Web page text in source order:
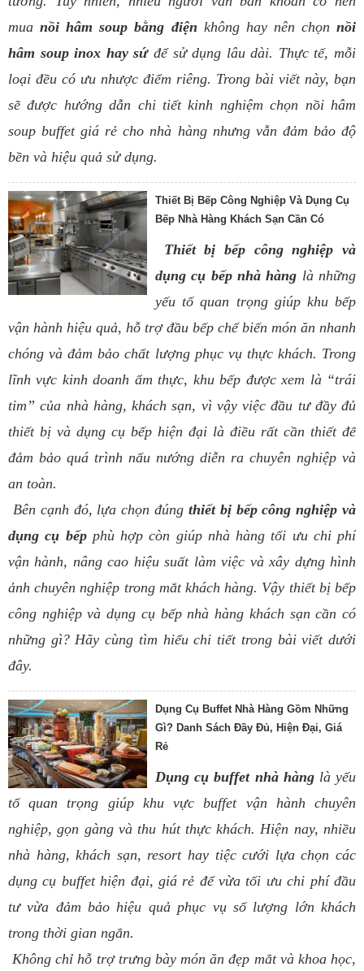
muanồi hâm soup bằng điện không hay nên chọnnồi
hâm soup inox hay sứđể sử dụng lâu dài. Thực tế, mỗi
loại đều có ưu nhược điểm riêng. Trong bài viết này, bạn
sẽ được hướng dẫn chi tiết kinh nghiệm chọn nồi hâm
soup buffet giá rẻ cho nhà hàng nhưng vẫn đảm bảo độ
bền và hiệu quả sử dụng.
Thiết Bị Bếp Công Nghiệp Và Dụng Cụ
Bếp Nhà Hàng Khách Sạn Cần Có
Thiết bị bếp công nghiệp và
dụng cụ bếp nhà hàng là những
yếu tố quan trọng giúp khu bếp
vận hành hiệu quả, hỗ trợ đầu bếp chế biến món ăn nhanh
chóng và đảm bảo chất lượng phục vụ thực khách. Trong
lĩnh vực kinh doanh ẩm thực, khu bếp được xem là “trái
tim” của nhà hàng, khách sạn, vì vậy việc đầu tư đầy đủ
thiết bị và dụng cụ bếp hiện đại là điều rất cần thiết để
đảm bảo quá trình nấu nướng diễn ra chuyên nghiệp và
an toàn.
Bên cạnh đó, lựa chọn đúng thiết bị bếp công nghiệp và
dụng cụ bếpphù hợp còn giúp nhà hàng tối ưu chi phí
vận hành, nâng cao hiệu suất làm việc và xây dựng hình
ảnh chuyên nghiệp trong mắt khách hàng. Vậy thiết bị bếp
công nghiệp và dụng cụ bếp nhà hàng khách sạn cần có
những gì? Hãy cùng tìm hiểu chi tiết trong bài viết dưới
đây.
Dụng Cụ Buffet Nhà Hàng Gồm Những
Gì? Danh Sách Đầy Đủ, Hiện Đại, Giá
Rẻ
Dụng cụ buffet nhà hànglà yếu
tố quan trọng giúp khu vực buffet vận hành chuyên
nghiệp, gọn gàng và thu hút thực khách. Hiện nay, nhiều
nhà hàng, khách sạn, resort hay tiệc cưới lựa chọn các
dụng cụ buffet hiện đại, giá rẻ để vừa tối ưu chi phí đầu
tư vừa đảm bảo hiệu quả phục vụ số lượng lớn khách
trong thời gian ngắn.
Không chỉ hỗ trợ trưng bày món ăn đẹp mắt và khoa học,